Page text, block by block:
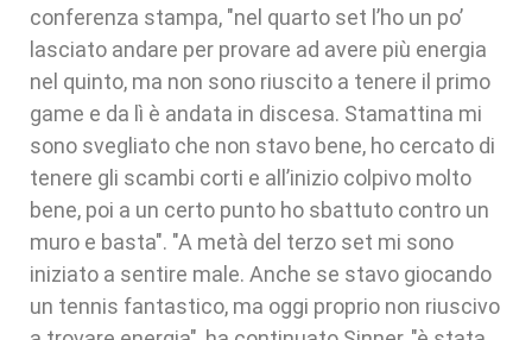
conferenza stampa, "nel quarto set l’ho un po’
lasciato andare per provare ad avere più energia
nel quinto, ma non sono riuscito a tenere il primo
game e da lì è andata in discesa. Stamattina mi
sono svegliato che non stavo bene, ho cercato di
tenere gli scambi corti e all’inizio colpivo molto
bene, poi a un certo punto ho sbattuto contro un
muro e basta". "A metà del terzo set mi sono
iniziato a sentire male. Anche se stavo giocando
un tennis fantastico, ma oggi proprio non riuscivo